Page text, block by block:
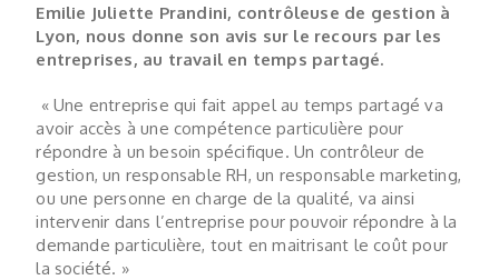
Emilie Juliette Prandini, contrôleuse de gestion à
Lyon, nous donne son avis sur le recours par les
entreprises, au travail en temps partagé.
« Une entreprise qui fait appel au temps partagé va
avoir accès à une compétence particulière pour
répondre à un besoin spécifique. Un contrôleur de
gestion, un responsable RH, un responsable marketing,
ou une personne en charge de la qualité, va ainsi
intervenir dans l’entreprise pour pouvoir répondre à la
demande particulière, tout en maitrisant le coût pour
la société. »